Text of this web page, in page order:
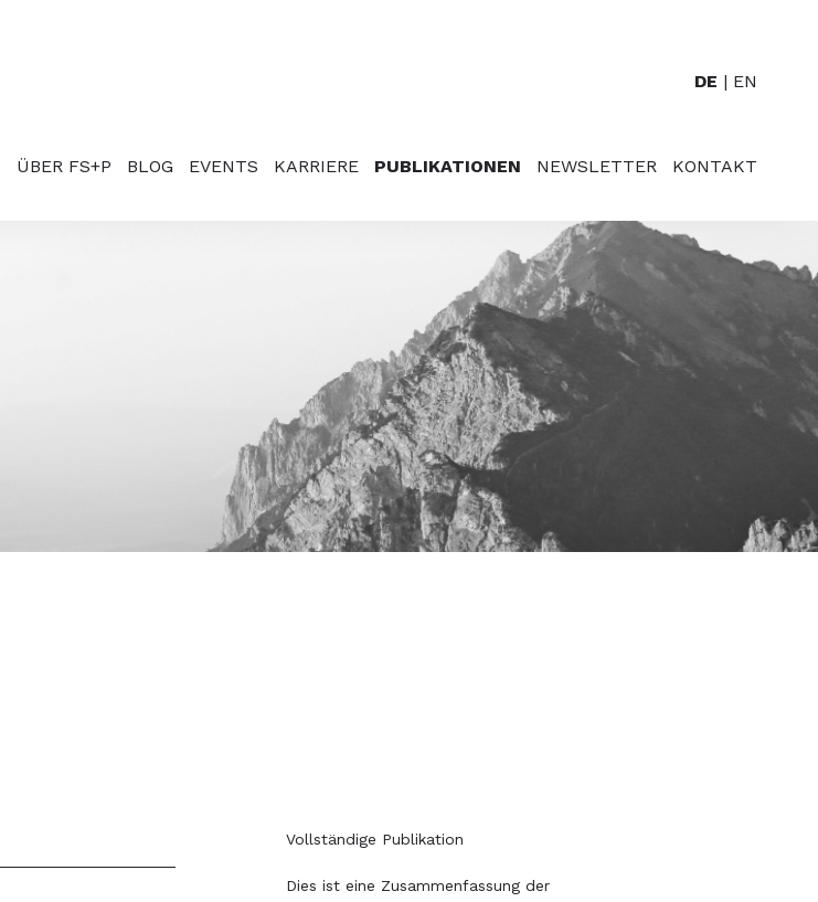
ÜBER FS+P BLOG EVENTS KARRIERE PUBLIKATIONEN NEWSLETTER KONTAKT
DE EN
Vollständige Publikation
Dies ist eine Zusammenfassung der